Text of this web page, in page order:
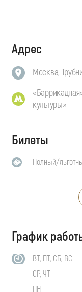
Адрес
Москва,
культуры»
Билеты
Полный/
График
ВТ, ПТ, СБ, ВС
СР, ЧТ
ПН